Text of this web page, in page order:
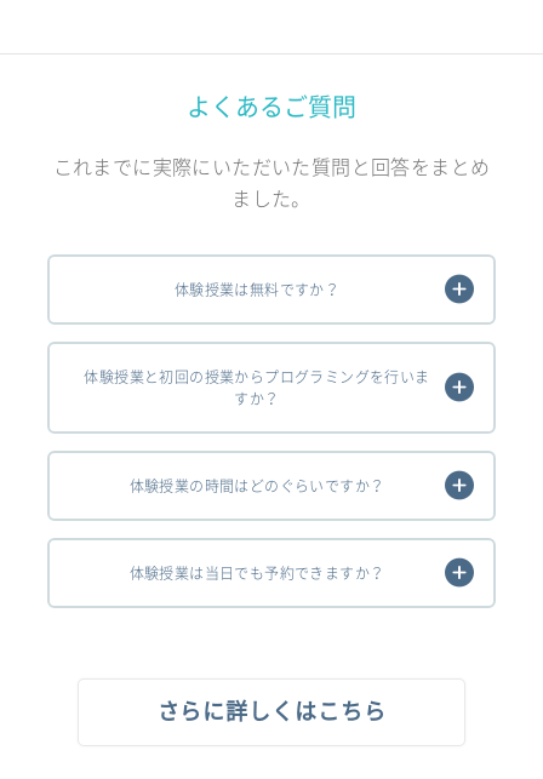
よくあるご質問
これまでに実際にいただいた質問と回答をまとめ
ました。
体験授業は無料ですか？
体験授業と初回の授業からプログラミングを行いま
すか？
体験授業の時間はどのぐらいですか？
体験授業は当日でも予約できますか？
さらに詳しくはこちら